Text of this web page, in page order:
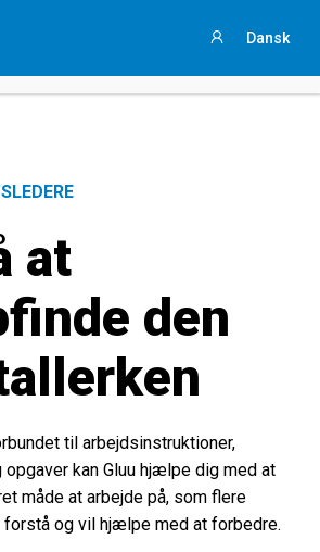
Dansk
at
den
til arbejdsinstruktioner,
opgaver kan Gluu hjælpe dig med at
måde at arbejde på, som flere
forstå og vil hjælpe med at forbedre.
procesarbejde med andre vedat